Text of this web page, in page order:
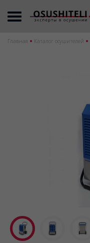
Главная Каталог осушителей